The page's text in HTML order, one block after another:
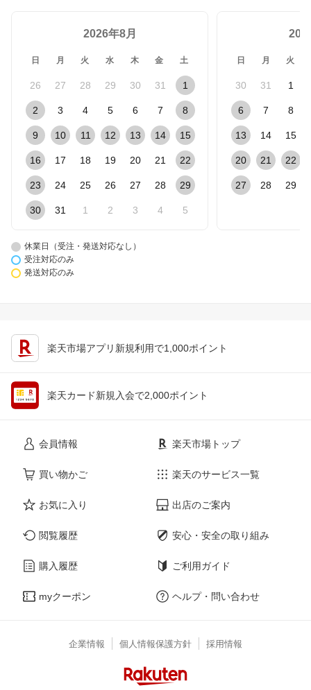
2026年8月
日 月 火 水 木 金 土
26 27 28 29 30 31 1
2 3 4 5 6 7 8
9 10 11 12 13 14 15
16 17 18 19 20 21 22
23 24 25 26 27 28 29
30 31 1 2 3 4 5
日 月 火
30 31 1
6 7 8
13 14 15
20 21 22
27 28 29
休業日（受注・発送対応なし）
受注対応のみ
発送対応のみ
楽天市場アプリ新規利用で1,000ポイント
楽天カード新規入会で2,000ポイント
会員情報
買い物かご
お気に入り
閲覧履歴
購入履歴
myクーポン
楽天市場トップ
楽天のサービス一覧
出店のご案内
安心・安全の取り組み
ご利用ガイド
ヘルプ・問い合わせ
企業情報 個人情報保護方針 採用情報